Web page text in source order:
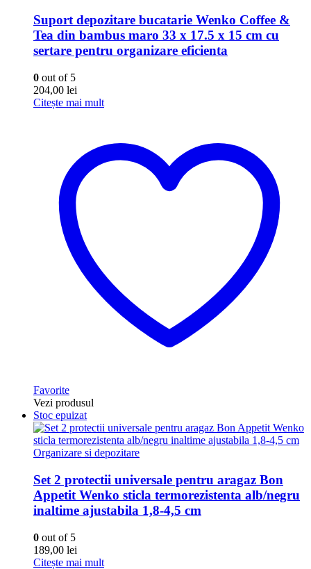
Suport depozitare bucatarie Wenko Coffee &
Tea din bambus maro 33 x 17.5 x 15 cm cu
sertare pentru organizare eficienta
0 out of 5
204,00 lei
Citește mai mult
Favorite
Vezi produsul
Stoc epuizat
Organizare si depozitare
Set 2 protectii universale pentru aragaz Bon
Appetit Wenko sticla termorezistenta alb/negru
inaltime ajustabila 1,8-4,5 cm
0 out of 5
189,00 lei
Citește mai mult